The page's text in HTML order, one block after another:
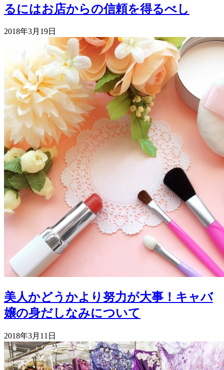
るにはお店からの信頼を得るべし
2018年3月19日
美人かどうかより努力が大事！キャバ
嬢の身だしなみについて
2018年3月11日